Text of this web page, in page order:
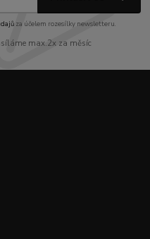
za účelem rozesílky newsletteru.
max.2x za měsíc